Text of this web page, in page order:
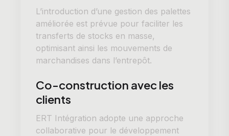
L’introduction d’une gestion des palettes
améliorée est prévue pour faciliter les
transferts de stocks en masse,
optimisant ainsi les mouvements de
marchandises dans l’entrepôt.
Co-construction avec les
clients
ERT Intégration adopte une approche
collaborative pour le développement